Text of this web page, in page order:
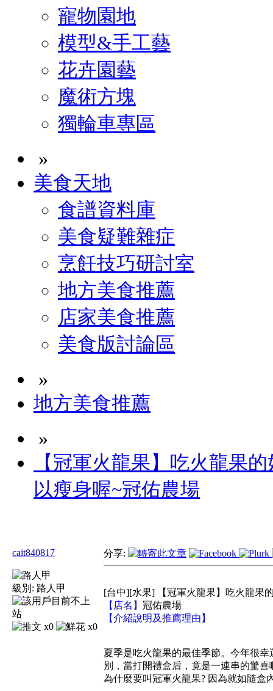
寵物園地
模型&手工藝
花卉園藝
魔術方塊
獨輪車專區
»
美食天地
食譜資料庫
美食疑難雜症
烹飪技巧研討室
地方美食推薦
店家美食推薦
美食版討論區
»
地方美食推薦
»
【冠軍火龍果】吃火龍果
以瘦身喔~冠佑農場
cait840817
級別: 路人甲
x0 x0
分享:
[台中][水果] 【冠軍火龍果】吃火龍果
【店名】 冠佑農場
【介紹說明及推薦理由】
夏季是吃火龍果的最佳季節。今年很
別，當打開禮盒后，竟是一連串的驚喜
為什麼要叫冠軍火龍果? 因為就如隨盒